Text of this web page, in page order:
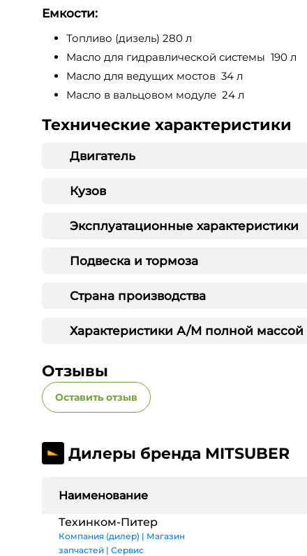
Емкости:
Топливо (дизель) 280 л
Масло для гидравлической системы 190 л
Масло для ведущих мостов 34 л
Масло в вальцовом модуле 24 л
Технические характеристики
Двигатель
Кузов
Эксплуатационные характеристики
Подвеска и тормоза
Страна производства
Характеристики А/М полной массой
Отзывы
Оставить отзыв
Дилеры бренда MITSUBER
Наименование
Техинком-Питер
Компания (дилер) | Магазин
запчастей | Сервис